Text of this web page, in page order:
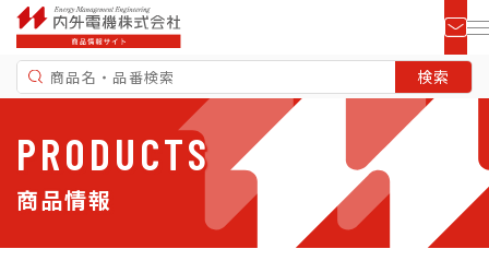
PRODUCTS
商品情報